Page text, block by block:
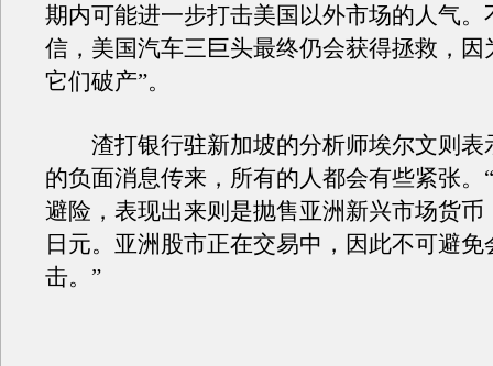
期内可能进一步打击美国以外市场的人气。
信，美国汽车三巨头最终仍会获得拯救，因
它们破产”。
渣打银行驻新加坡的分析师埃尔文则表
的负面消息传来，所有的人都会有些紧张。
避险，表现出来则是抛售亚洲新兴市场货币
日元。亚洲股市正在交易中，因此不可避免
击。”